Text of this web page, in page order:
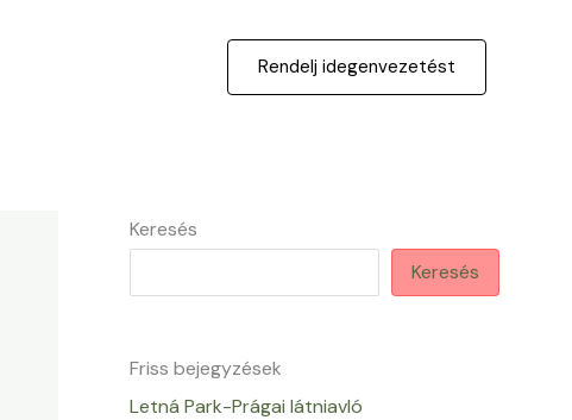
Rendelj idegenvezetést
Keresés
Keresés
Friss bejegyzések
Letná Park-Prágai látniavló